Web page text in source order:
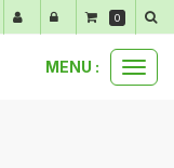
MENU :
0